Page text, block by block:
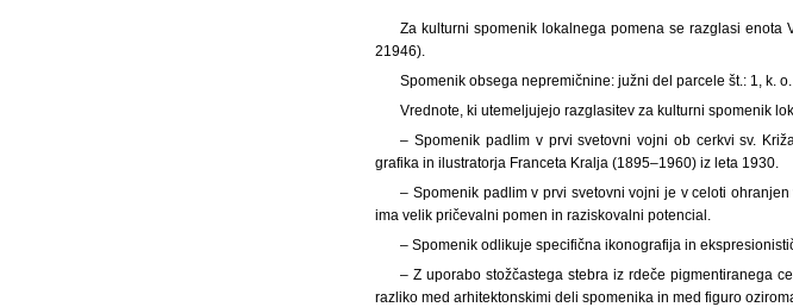
Za kulturni spomenik lokalnega pomena se razglasi
21946).
Spomenik obsega nepremičnine: južni del parcele št.: 1, k.
Vrednote, ki utemeljujejo razglasitev za kulturni spomenik
– Spomenik padlim v prvi svetovni vojni ob cerkvi sv.
grafika in ilustratorja Franceta Kralja (1895–1960) iz leta 1930.
– Spomenik padlim v prvi svetovni vojni je v celoti
ima velik pričevalni pomen in raziskovalni potencial.
– Spomenik odlikuje specifična ikonografija in
– Z uporabo stožčastega stebra iz rdeče pigmentiranega
razliko med arhitektonskimi deli spomenika in med figuro